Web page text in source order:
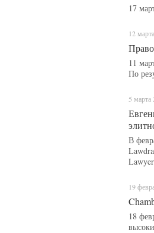
17
12
11
По
5 марта
В
19
18